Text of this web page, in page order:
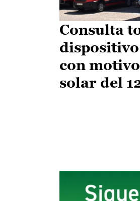
Consulta
con
solar del